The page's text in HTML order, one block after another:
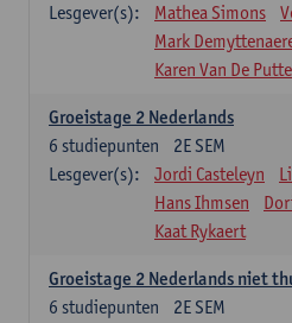
Lesgever(s):
Mathea Simons
Mark
Karen Van De Putte
Groeistage 2 Nederlands
2E SEM
6 studiepunten
Lesgever(s):
Jordi Casteleyn
Hans Ihmsen
Kaat Rykaert
Groeistage 2 Nederlands niet
2E SEM
6 studiepunten